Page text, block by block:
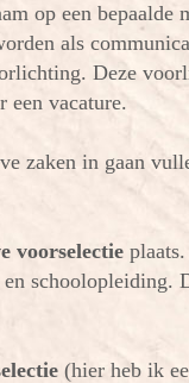
op een bepaalde
als
Deze
een vacature.
zaken in gaan
voorselectie
schoolopleiding.
(hier heb ik